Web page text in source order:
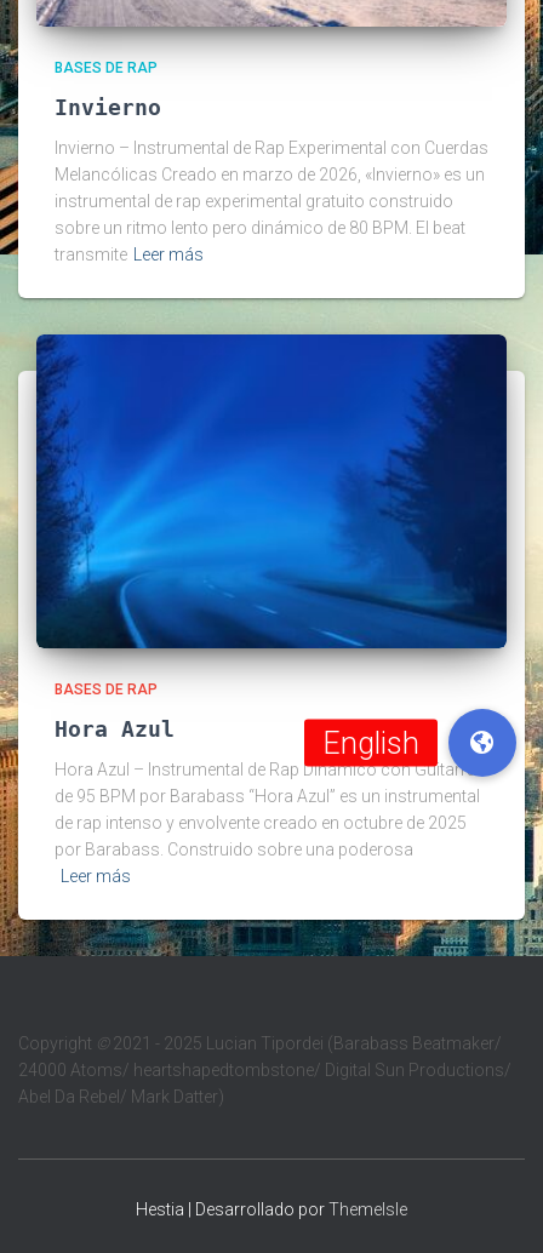
BASES DE RAP
Invierno
Invierno – Instrumental de Rap Experimental con Cuerdas
Melancólicas Creado en marzo de 2026, «Invierno» es un
instrumental de rap experimental gratuito construido
sobre un ritmo lento pero dinámico de 80 BPM. El beat
transmite Leer más
BASES DE RAP
Hora Azul
Hora Azul – Instrumental de Rap Dinámico con Guitarra
de 95 BPM por Barabass “Hora Azul” es un instrumental
de rap intenso y envolvente creado en octubre de 2025
por Barabass. Construido sobre una poderosa
Leer más
Copyright ©2021 - 2025 Lucian Tipordei (Barabass Beatmaker/
24000 Atoms/ heartshapedtombstone/ Digital Sun Productions/
Abel Da Rebel/ Mark Datter)
Hestia | Desarrollado porThemeIsle